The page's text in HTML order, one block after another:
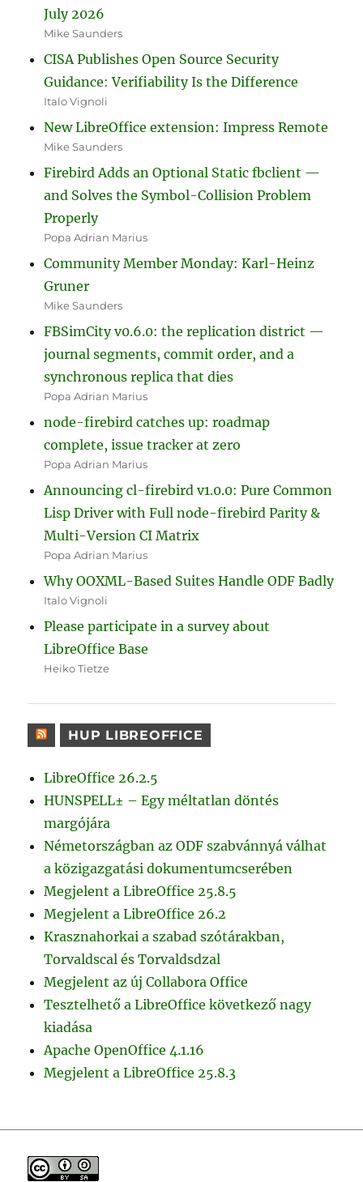
July 2026
Mike Saunders
CISA Publishes Open Source Security
Guidance: Verifiability Is the Difference
Italo Vignoli
New LibreOffice extension: Impress Remote
Mike Saunders
Firebird Adds an Optional Static fbclient —
and Solves the Symbol-Collision Problem
Properly
Popa Adrian Marius
Community Member Monday: Karl-Heinz
Gruner
Mike Saunders
FBSimCity v0.6.0: the replication district —
journal segments, commit order, and a
synchronous replica that dies
Popa Adrian Marius
node-firebird catches up: roadmap
complete, issue tracker at zero
Popa Adrian Marius
Announcing cl-firebird v1.0.0: Pure Common
Lisp Driver with Full node-firebird Parity &
Multi-Version CI Matrix
Popa Adrian Marius
Why OOXML-Based Suites Handle ODF Badly
Italo Vignoli
Please participate in a survey about
LibreOffice Base
Heiko Tietze
HUP LIBREOFFICE
LibreOffice 26.2.5
HUNSPELL± – Egy méltatlan döntés
margójára
Németországban az ODF szabvánnyá válhat
a közigazgatási dokumentumcserében
Megjelent a LibreOffice 25.8.5
Megjelent a LibreOffice 26.2
Krasznahorkai a szabad szótárakban,
Torvaldscal és Torvaldsdzal
Megjelent az új Collabora Office
Tesztelhető a LibreOffice következő nagy
kiadása
Apache OpenOffice 4.1.16
Megjelent a LibreOffice 25.8.3